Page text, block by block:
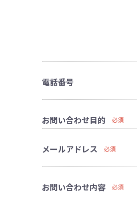
電話番号
お問い合わせ目的 必須
メールアドレス 必須
お問い合わせ内容 必須